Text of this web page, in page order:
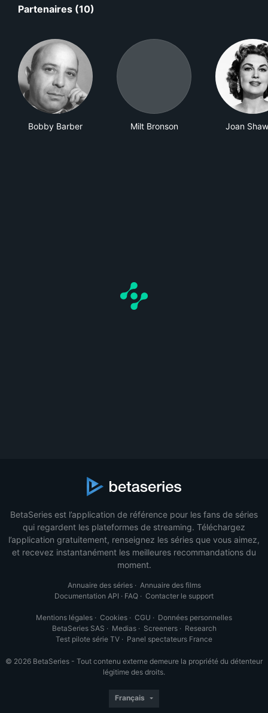
Partenaires (10)
Bobby Barber Milt Bronson Joan
BetaSeries est l’application de référence pour les fans de séries
qui regardent les plateformes de streaming. Téléchargez
l’application gratuitement, renseignez les séries que vous aimez,
et recevez instantanément les meilleures recommandations du
moment.
Annuaire des séries· Annuaire des films
Documentation API · FAQ · Contacter le support
Mentions légales · Cookies · CGU · Données personnelles
BetaSeries SAS · Medias· Screeners· Research
Test pilote série TV · Panel spectateurs France
© 2026 BetaSeries - Tout contenu externe demeure la propriété du détenteur
légitime des droits.
Français